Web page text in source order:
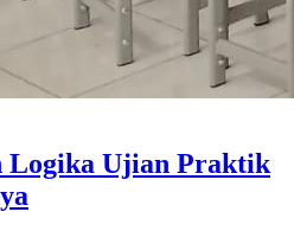
Logika Ujian Praktik